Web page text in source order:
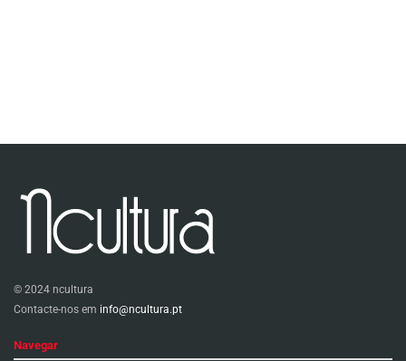
© 2024 ncultura
Contacte-nos em info@ncultura.pt
Navegar